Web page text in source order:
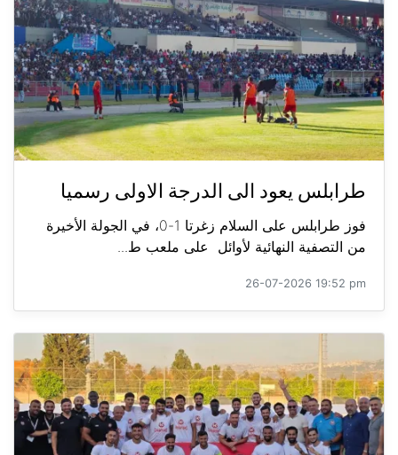
طرابلس يعود الى الدرجة الاولى رسميا
فوز طرابلس على السلام زغرتا 1-0، في الجولة الأخيرة
من التصفية النهائية لأوائل على ملعب ط...
26-07-2026 19:52 pm